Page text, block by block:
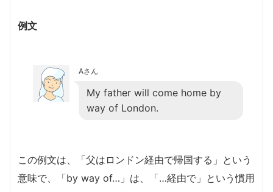
例文
Aさん
My father will come home by
way of London.
この例文は、「父はロンドン経由で帰国する」という
意味で、「by way of…」は、「…経由で」という慣用